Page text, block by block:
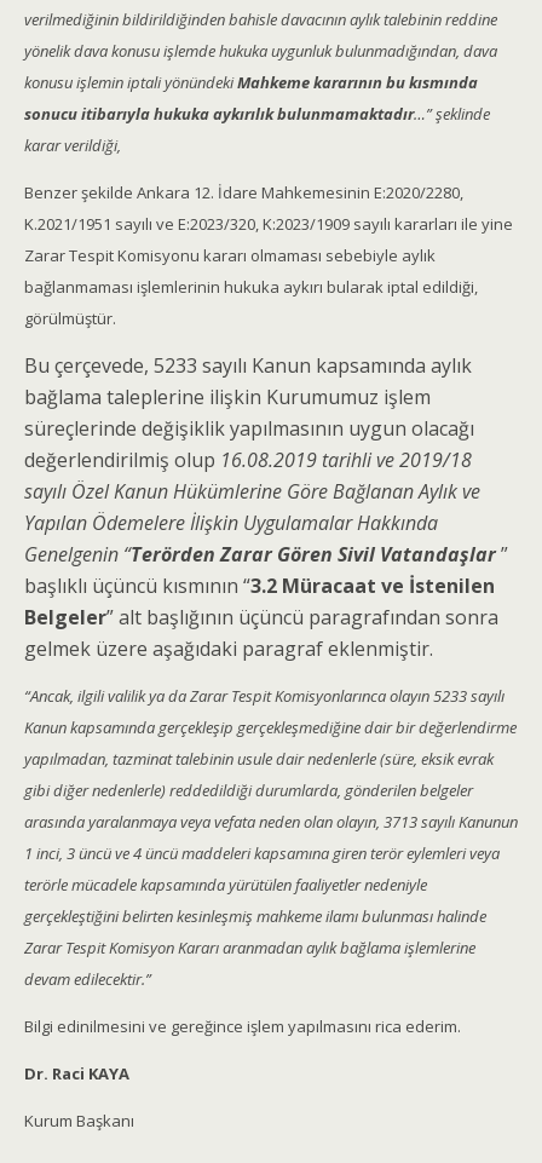
verilmediğinin bildirildiğinden bahisle davacının aylık talebinin reddine
yönelik dava konusu işlemde hukuka uygunluk bulunmadığından, dava
konusu işlemin iptali yönündekiMahkeme kararının bu kısmında
sonucu itibarıyla hukuka aykırılık bulunmamaktadır…” şeklinde
karar verildiği,
Benzer şekilde Ankara 12. İdare Mahkemesinin E:2020/2280,
K.2021/1951 sayılı ve E:2023/320, K:2023/1909 sayılı kararları ile yine
Zarar Tespit Komisyonu kararı olmaması sebebiyle aylık
bağlanmaması işlemlerinin hukuka aykırı bularak iptal edildiği,
görülmüştür.
Bu çerçevede, 5233 sayılı Kanun kapsamında aylık
bağlama taleplerine ilişkin Kurumumuz işlem
süreçlerinde değişiklik yapılmasının uygun olacağı
değerlendirilmiş olup 16.08.2019 tarihli ve 2019/18
sayılı Özel Kanun Hükümlerine Göre Bağlanan Aylık ve
Yapılan Ödemelere İlişkin Uygulamalar Hakkında
Genelgenin “Terörden Zarar Gören Sivil Vatandaşlar”
başlıklı üçüncü kısmının “3.2 Müracaat ve İstenilen
Belgeler” alt başlığının üçüncü paragrafından sonra
gelmek üzere aşağıdaki paragraf eklenmiştir.
“Ancak, ilgili valilik ya da Zarar Tespit Komisyonlarınca olayın 5233 sayılı
Kanun kapsamında gerçekleşip gerçekleşmediğine dair bir değerlendirme
yapılmadan, tazminat talebinin usule dair nedenlerle (süre, eksik evrak
gibi diğer nedenlerle) reddedildiği durumlarda, gönderilen belgeler
arasında yaralanmaya veya vefata neden olan olayın, 3713 sayılı Kanunun
1 inci, 3 üncü ve 4 üncü maddeleri kapsamına giren terör eylemleri veya
terörle mücadele kapsamında yürütülen faaliyetler nedeniyle
gerçekleştiğini belirten kesinleşmiş mahkeme ilamı bulunması halinde
Zarar Tespit Komisyon Kararı aranmadan aylık bağlama işlemlerine
devam edilecektir.”
Bilgi edinilmesini ve gereğince işlem yapılmasını rica ederim.
Dr. Raci KAYA
Kurum Başkanı